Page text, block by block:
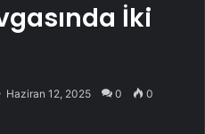
İki
Haziran 12, 2025 0 0